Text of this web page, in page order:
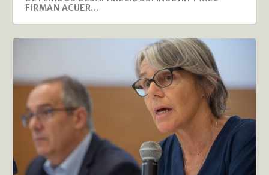
FIRMAN ACUER...